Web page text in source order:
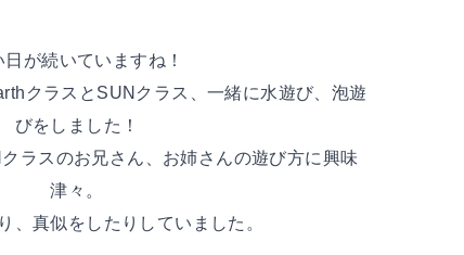
日が続いていますね！
クラスとSUNクラス、一緒に水遊び、泡遊
びをしました！
ラスのお兄さん、お姉さんの遊び方に興味
津々。
、真似をしたりしていました。